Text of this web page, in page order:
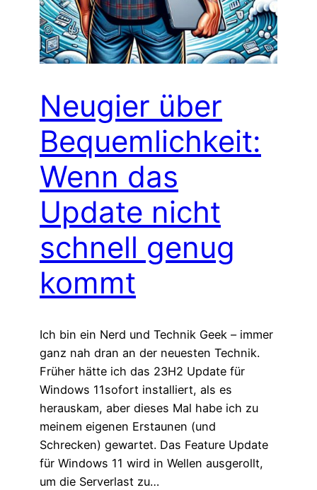
Neugier über
Bequemlichkeit:
Wenn das
Update nicht
schnell genug
kommt
Ich bin ein Nerd und Technik Geek – immer
ganz nah dran an der neuesten Technik.
Früher hätte ich das 23H2 Update für
Windows 11sofort installiert, als es
herauskam, aber dieses Mal habe ich zu
meinem eigenen Erstaunen (und
Schrecken) gewartet. Das Feature Update
für Windows 11 wird in Wellen ausgerollt,
um die Serverlast zu…